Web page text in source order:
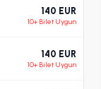
140 EUR
10+ Bilet Uygun
140 EUR
10+ Bilet Uygun